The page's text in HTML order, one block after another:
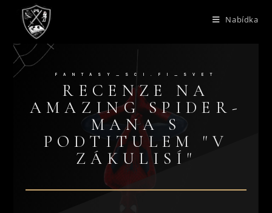
Nabídka
FANTASY_SCI.FI_SVET
RECENZE NA
AMAZING SPIDER-
MANA S
PODTITULEM "V
ZÁKULISÍ"